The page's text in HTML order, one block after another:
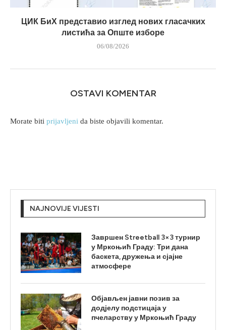
ЦИК БиХ представио изглед нових гласачких
листића за Опште изборе
06/08/2026
OSTAVI KOMENTAR
Morate biti prijavljeni da biste objavili komentar.
NAJNOVIJE VIJESTI
Завршен Streetball 3×3 турнир
у Мркоњић Граду: Три дана
баскета, дружења и сјајне
атмосфере
Објављен јавни позив за
додјелу подстицаја у
пчеларству у Мркоњић Граду